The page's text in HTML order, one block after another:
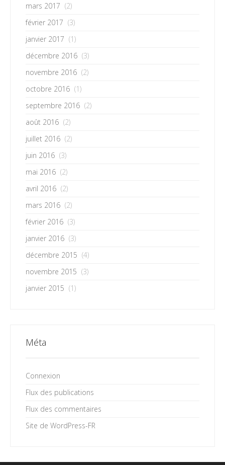
mars 2017 (2)
février 2017 (3)
janvier 2017 (1)
décembre 2016 (3)
novembre 2016 (2)
octobre 2016 (1)
septembre 2016 (2)
août 2016 (2)
juillet 2016 (2)
juin 2016 (3)
mai 2016 (2)
avril 2016 (2)
mars 2016 (2)
février 2016 (3)
janvier 2016 (3)
décembre 2015 (4)
novembre 2015 (3)
janvier 2015 (1)
Méta
Connexion
Flux des publications
Flux des commentaires
Site de WordPress-FR